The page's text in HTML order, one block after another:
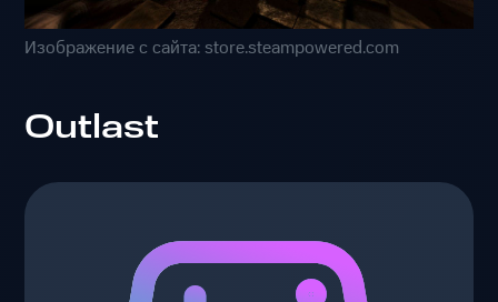
Изображение с сайта: store.steampowered.com
Outlast